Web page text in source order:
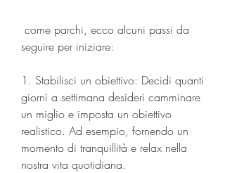
seguire per iniziare:
1. Stabilisci un obiettivo: Decidi quanti
giorni a settimana desideri camminare
un miglio e imposta un obiettivo
realistico. Ad esempio, fornendo un
momento di tranquillità e relax nella
nostra vita quotidiana.